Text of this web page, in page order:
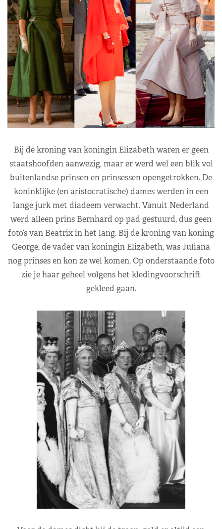
Bij de kroning van koningin Elizabeth waren er geen
staatshoofden aanwezig, maar er werd wel een blik vol
buitenlandse prinsen en prinsessen opengetrokken. De
koninklijke (en aristocratische) dames werden in een
lange jurk met diadeem verwacht. Vanuit Nederland
werd alleen prins Bernhard op pad gestuurd, dus geen
foto’s van Beatrix in het lang. Bij de kroning van koning
George, de vader van koningin Elizabeth, was Juliana
nog prinses en kon ze wel komen. Op onderstaande foto
zie je haar geheel volgens het kledingvoorschrift
gekleed gaan.